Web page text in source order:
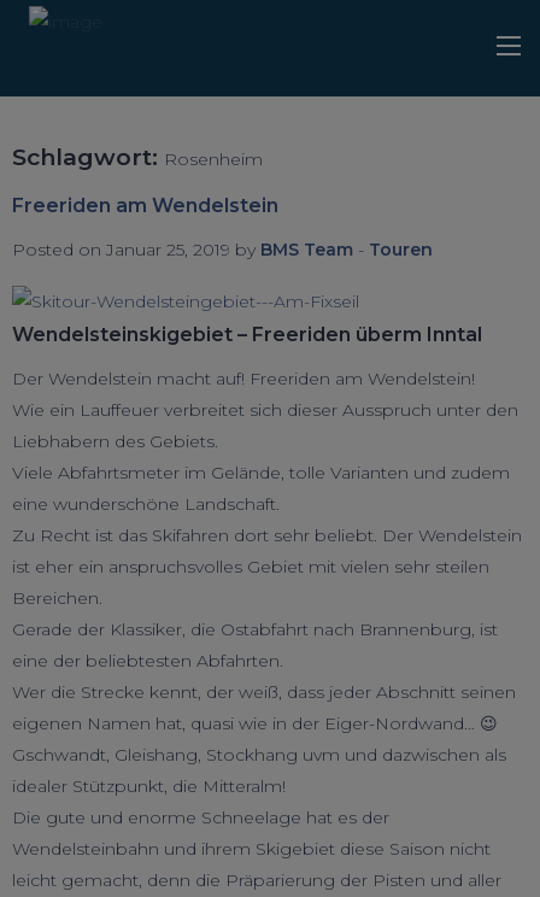
Schlagwort: Rosenheim
Freeriden am Wendelstein
Posted on Januar 25, 2019 by BMS Team - Touren
Wendelsteinskigebiet – Freeriden überm Inntal
Der Wendelstein macht auf! Freeriden am Wendelstein!
Wie ein Lauffeuer verbreitet sich dieser Ausspruch unter den
Liebhabern des Gebiets.
Viele Abfahrtsmeter im Gelände, tolle Varianten und zudem
eine wunderschöne Landschaft.
Zu Recht ist das Skifahren dort sehr beliebt. Der Wendelstein
ist eher ein anspruchsvolles Gebiet mit vielen sehr steilen
Bereichen.
Gerade der Klassiker, die Ostabfahrt nach Brannenburg, ist
eine der beliebtesten Abfahrten.
Wer die Strecke kennt, der weiß, dass jeder Abschnitt seinen
eigenen Namen hat, quasi wie in der Eiger-Nordwand… 😉
Gschwandt, Gleishang, Stockhang uvm und dazwischen als
idealer Stützpunkt, die Mitteralm!
Die gute und enorme Schneelage hat es der
Wendelsteinbahn und ihrem Skigebiet diese Saison nicht
leicht gemacht, denn die Präparierung der Pisten und aller